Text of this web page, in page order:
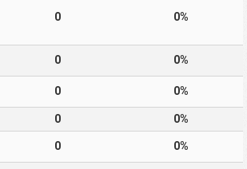
0 0%
0 0%
0 0%
0 0%
0 0%